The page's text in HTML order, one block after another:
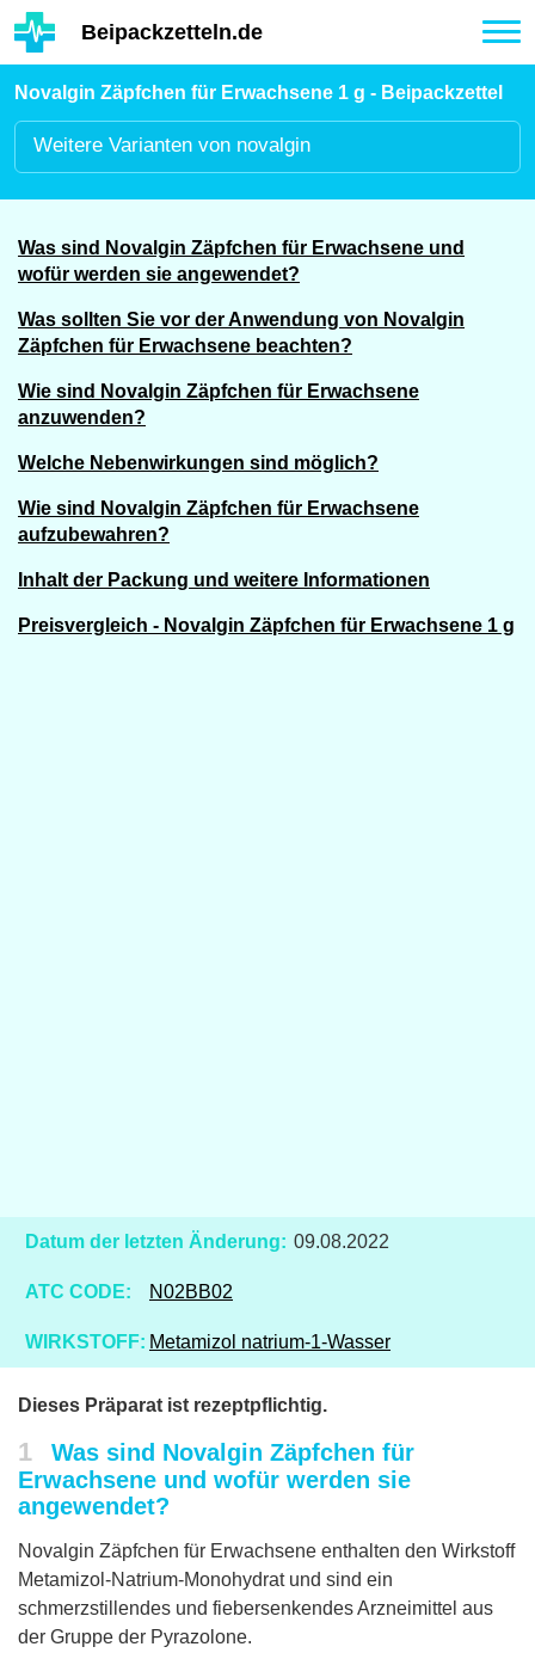
Hauptinhalt
Beipackzetteln.de
Novalgin Zäpfchen für Erwachsene 1 g - Beipackzettel
Weitere Varianten von novalgin
Was sind Novalgin Zäpfchen für Erwachsene und
wofür werden sie angewendet?
Was sollten Sie vor der Anwendung von Novalgin
Zäpfchen für Erwachsene beachten?
Wie sind Novalgin Zäpfchen für Erwachsene
anzuwenden?
Welche Nebenwirkungen sind möglich?
Wie sind Novalgin Zäpfchen für Erwachsene
aufzubewahren?
Inhalt der Packung und weitere Informationen
Preisvergleich - Novalgin Zäpfchen für Erwachsene 1 g
Datum der letzten Änderung: 09.08.2022
ATC CODE: N02BB02
WIRKSTOFF: Metamizol natrium-1-Wasser
Dieses Präparat ist rezeptpflichtig.
1
Was sind Novalgin Zäpfchen für
Erwachsene und wofür werden sie
angewendet?
Novalgin Zäpfchen für Erwachsene enthalten den Wirkstoff
Metamizol-Natrium-Monohydrat und sind ein
schmerzstillendes und fiebersenkendes Arzneimittel aus
der Gruppe der Pyrazolone.